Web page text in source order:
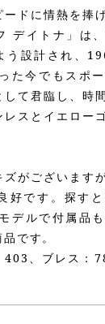
ードに情熱を捧
デイトナ」は
う設計され、
た今でもスポ
て君臨し、時
スとイエロー
がございます
好です。探す
デルで付属品
です。
403、ブレス：